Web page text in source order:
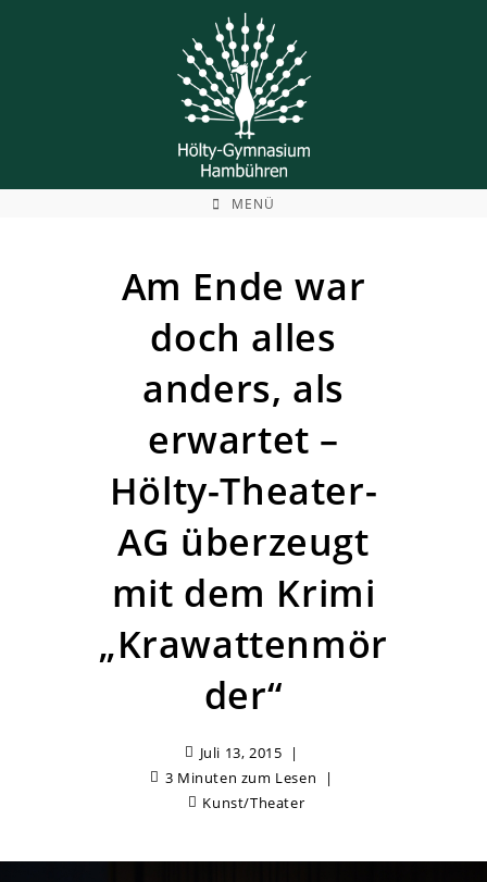
MENÜ
Am Ende war
doch alles
anders, als
erwartet –
Hölty-Theater-
AG überzeugt
mit dem Krimi
„Krawattenmör
der“
Juli 13, 2015
3 Minuten zum Lesen
Kunst/Theater